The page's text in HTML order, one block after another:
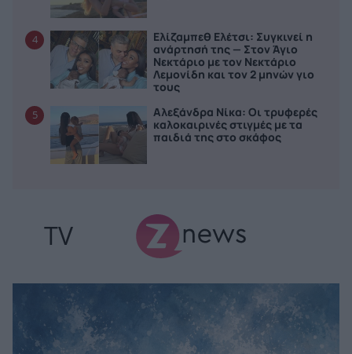
4
Ελίζαμπεθ Ελέτσι: Συγκινεί η
ανάρτησή της — Στον Άγιο
Νεκτάριο με τον Νεκτάριο
Λεμονίδη και τον 2 μηνών γιο
τους
5
Αλεξάνδρα Νίκα: Οι τρυφερές
καλοκαιρινές στιγμές με τα
παιδιά της στο σκάφος
TV